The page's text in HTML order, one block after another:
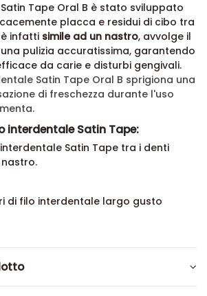
Tape Oral B è stato sviluppato
placca e residui di cibo tra
è infatti simile ad un nastro, avvolge il
pulizia accuratissima, garantendo
da carie e disturbi gengivali.
Satin Tape Oral B sprigiona una
di freschezza durante l'uso
interdentale Satin Tape:
Satin Tape tra i denti
di filo interdentale largo gusto